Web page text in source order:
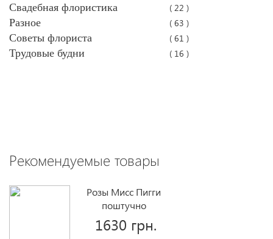
Свадебная флористика ( 22 )
Разное ( 63 )
Советы флориста ( 61 )
Трудовые будни ( 16 )
Рекомендуемые товары
Розы Мисс Пигги
поштучно
1630 грн.